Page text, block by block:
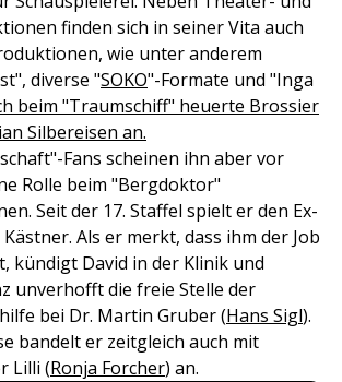
finden sich in seiner Vita auch
wie unter anderem
diverse "SOKO"-Formate und "Inga
beim "Traumschiff" heuerte Brossier
Silbereisen an.
Fans scheinen ihn aber vor
Rolle beim "Bergdoktor"
Seit der 17. Staffel spielt er den Ex-
Als er merkt, dass ihm der Job
kündigt David in der Klinik und
unverhofft die freie Stelle der
bei Dr. Martin Gruber (Hans Sigl).
bandelt er zeitgleich auch mit
Lilli (Ronja Forcher) an.